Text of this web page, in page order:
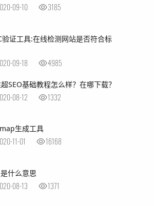
09-10 3185
验证工具:在线检测网站是否符合标
09-18 4985
SEO基础教程怎么样？在哪下载？
08-12 1332
生成工具
11-01 16168
什么意思
08-13 1371